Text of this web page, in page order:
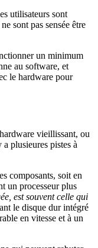
utilisateurs sont
sont pas sensée être
un minimum
au software, et
le hardware pour
vieillissant, ou
plusieures pistes à
composants, soit en
un processeur plus
est souvent celle qui
le disque dur intégré
en vitesse et à un